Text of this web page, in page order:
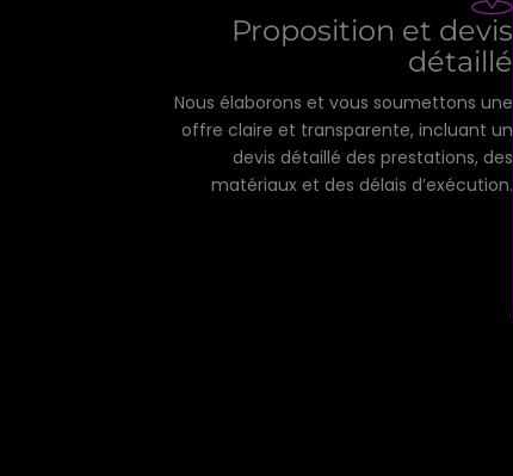
Proposition et devis
détaillé
Nous élaborons et vous soumettons une
offre claire et transparente, incluant un
devis détaillé des prestations, des
matériaux et des délais d’exécution.